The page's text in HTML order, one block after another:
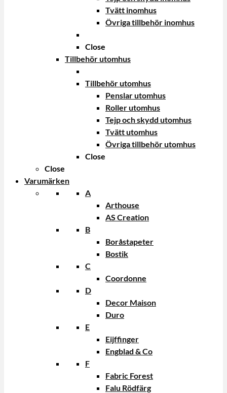
Tvätt inomhus
Övriga tillbehör inomhus
Close
Tillbehör utomhus
Tillbehör utomhus
Penslar utomhus
Roller utomhus
Tejp och skydd utomhus
Tvätt utomhus
Övriga tillbehör utomhus
Close
Close
Varumärken
A
Arthouse
AS Creation
B
Boråstapeter
Bostik
C
Coordonne
D
Decor Maison
Duro
E
Eijffinger
Engblad & Co
F
Fabric Forest
Falu Rödfärg